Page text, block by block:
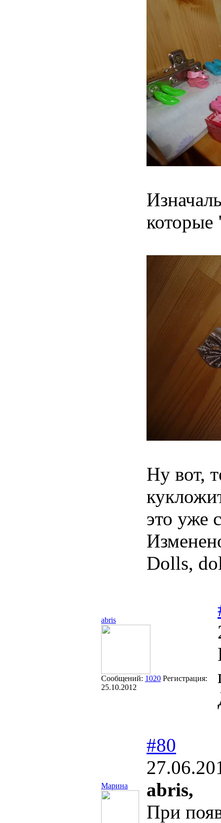
которые
Ну вот,
это уже
Dolls,
abris
Сообщений: 1020 Регистрация:
25.10.2012
Марина
#80
abris,
При